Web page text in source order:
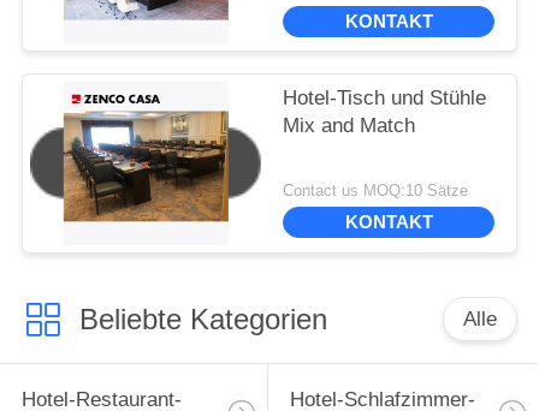
KONTAKT
Hotel-Tisch und Stühle
Mix and Match
Contact us MOQ:10 Sätze
KONTAKT
Beliebte Kategorien Alle
Hotel-Restaurant- Hotel-Schlafzimmer-